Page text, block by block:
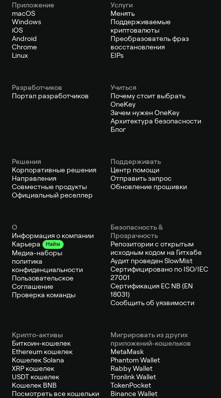
Приложение
macOS
Windows
iOS
Android
Chrome
Linux
Услуги
Менять
Поддерживаемые
криптовалюты
Преобразователь фраз
восстановления
EIPs
Pазработчиков
Портал разработчиков
Учиться
Почему стоит выбрать
OneKey
Зачем нужен OneKey
Архитектура безопасности
Блог
Решения
Корпоративные решения
Направления
Совместные продукты
Официальный реселлер
Поддерживать
Центр помощи
Отправить запрос
Обновление прошивки
О
Информация о компании
Карьера
Найм
Медиа-наборы
политика
конфиденциальности
Пользовательское
Соглашение
Проверка команды
Безопасность &
Прозрачность
Репозитории с открытым
исходным кодом на Гитхабе
Аудит проведен SlowMist
Сертифицировано по ISO/IEC
27001
Сертификация ЕС NB (EN
18031)
Сообщить об уязвимости
Крипто-активы
Биткоин-кошелек
Ethereum кошелек
Кошелек Solana
XRP кошелек
USDT кошелек
Кошелек BNB
Посмотреть все кошельки
Мигрировать из других
приложений-кошельков
MetaMask
Phantom Wallet
Rabby Wallet
Tronlink Wallet
TokenPocket
Binance Wallet